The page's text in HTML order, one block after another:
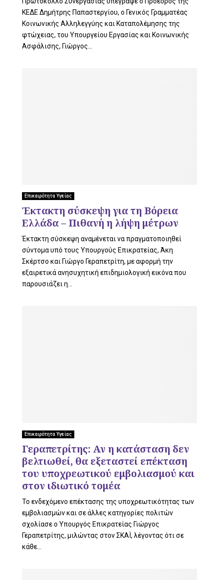
ΚΕΔΕ Δημήτρης Παπαστεργίου, ο Γενικός Γραμματέας
Κοινωνικής Αλληλεγγύης και Καταπολέμησης της
φτώχειας, του Υπουργείου Εργασίας και Κοινωνικής
Ασφάλισης, Γιώργος...
Επικαιρότητα Υγείας
Έκτακτη σύσκεψη για τη Βόρεια
Ελλάδα – Πιθανή η λήψη μέτρων
Έκτακτη σύσκεψη αναμένεται να πραγματοποιηθεί
σύντομα υπό τους Υπουργούς Επικρατείας, Άκη
Σκέρτσο και Γιώργο Γεραπετρίτη, με αφορμή την
εξαιρετικά ανησυχητική επιδημιολογική εικόνα που
παρουσιάζει η...
Επικαιρότητα Υγείας
Γεραπετρίτης: Αν η κατάσταση δεν
βελτιωθεί, θα εξεταστεί επέκταση
του υποχρεωτικού εμβολιασμού και
στον ιδιωτικό τομέα
Το ενδεχόμενο επέκτασης της υποχρεωτικότητας των
εμβολιασμών και σε άλλες κατηγορίες πολιτών
σχολίασε ο Υπουργός Επικρατείας Γιώργος
Γεραπετρίτης, μιλώντας στον ΣΚΑΪ, λέγοντας ότι σε
κάθε...